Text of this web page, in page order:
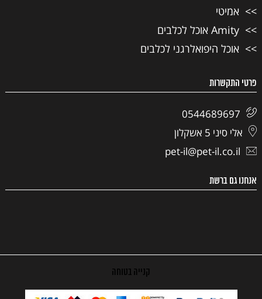
אמיטי
Amity אוכל לכלבים
אוכל היפואלרגני לכלבים
פרטי התקשרות
0544689697
אלי סיני 5 אשקלון
pet-il@pet-il.co.il
אנחנו גם ברשת
קנייה בטוחה